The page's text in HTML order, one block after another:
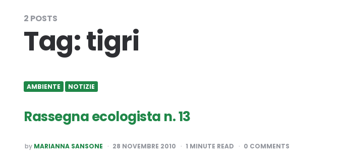
2 POSTS
Tag:tigri
AMBIENTE NOTIZIE
Rassegna ecologista n. 13
POSTED
BY
by MARIANNA SANSONE 28 NOVEMBRE 2010 1 MINUTE READ 0 COMMENTS